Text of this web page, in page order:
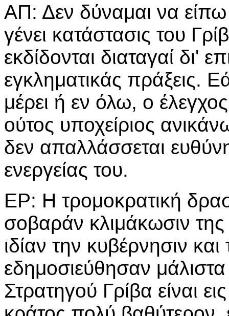
ΑΠ: Δεν δύναμαι να
γένει κατάστασις του
εκδίδονται διαταγαί δι'
εγκληματικάς πράξεις.
μέρει ή εν όλω, ο
ούτος υποχείριος
δεν απαλλάσσεται
ενεργείας του.
ΕΡ: Η τρομοκρατική
σοβαράν κλιμάκωσιν
ιδίαν την κυβέρνησιν
εδημοσιεύθησαν μάλιστα
Στρατηγού Γρίβα είναι